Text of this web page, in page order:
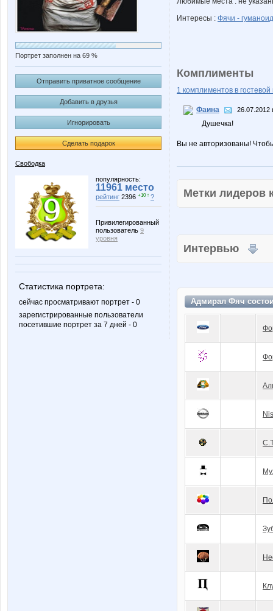
Портрет заполнен на 69 %
Отправить приватное сообщение
Добавить в друзья
Игнорировать
Сделать подарок
Свободка
популярность:
11961 место
рейтинг 2396 +10 ↑ ?
Привилегированный
пользователь 9
уровня
Статистика портрета:
сейчас просматривают портрет - 0
зарегистрированные пользователи
посетившие портрет за 7 дней - 0
Интересы : Фячи -
Комплименты
1 комплиментов в гостевой
Фаина 26.07.2012
Душечка!
Вы не авторизованы!
Метки
Интервью
Адмирал Фяч